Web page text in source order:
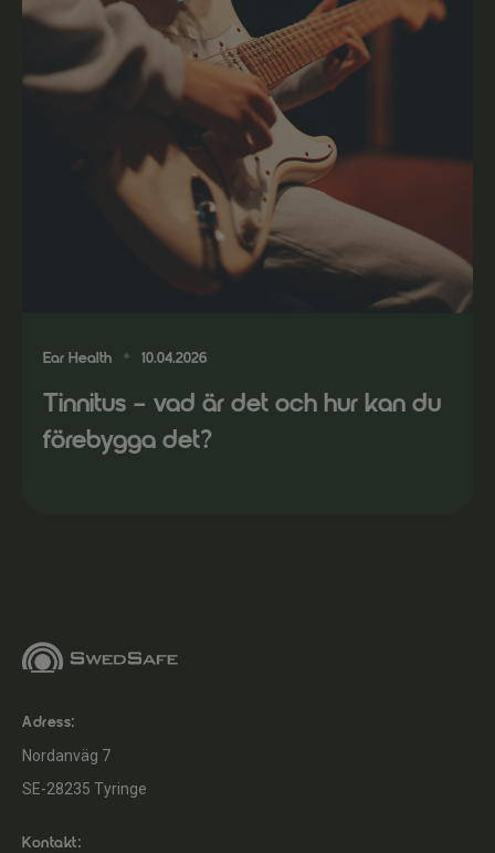
Tinnitus – vad är det och hur kan du
förebygga det?
10.04.2026
Ear Health
Adress:
Nordanväg 7
SE-28235 Tyringe
Kontakt:
Dessa
används för
att vår
hemsida ska
prestera så
bra som
möjligt under
ditt besök.
Om du nekar
dessa
kommer viss
funktionalitet
Marknadsföring